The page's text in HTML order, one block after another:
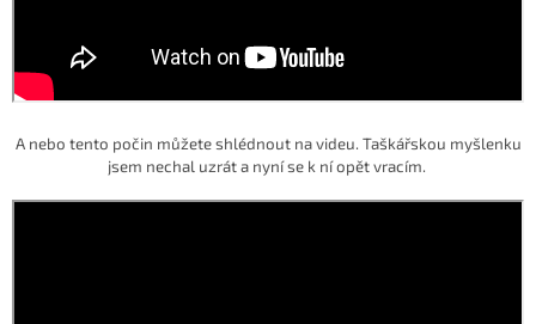
A nebo tento počin můžete shlédnout na videu. Taškářskou myšlenku
jsem nechal uzrát a nyní se k ní opět vracím.